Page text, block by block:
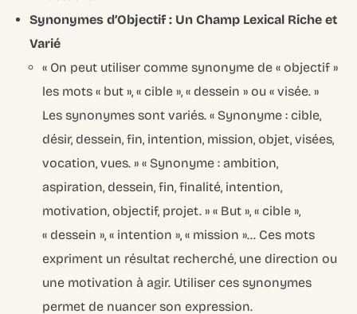
Synonymes d’Objectif : Un Champ Lexical Riche et
Varié
« On peut utiliser comme synonyme de « objectif »
les mots « but », « cible », « dessein » ou « visée. »
Les synonymes sont variés. « Synonyme : cible,
désir, dessein, fin, intention, mission, objet, visées,
vocation, vues. » « Synonyme : ambition,
aspiration, dessein, fin, finalité, intention,
motivation, objectif, projet. » « But », « cible »,
« dessein », « intention », « mission »… Ces mots
expriment un résultat recherché, une direction ou
une motivation à agir. Utiliser ces synonymes
permet de nuancer son expression.